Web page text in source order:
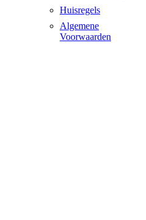
Huisregels
Algemene
Voorwaarden